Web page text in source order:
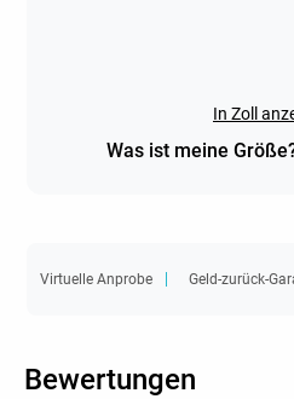
In Zoll
Was ist meine
Virtuelle Anprobe Geld-zurück-
Bewertungen